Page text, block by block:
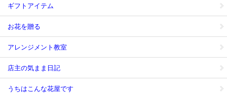
ギフトアイテム
お花を贈る
アレンジメント教室
店主の気まま日記
うちはこんな花屋です